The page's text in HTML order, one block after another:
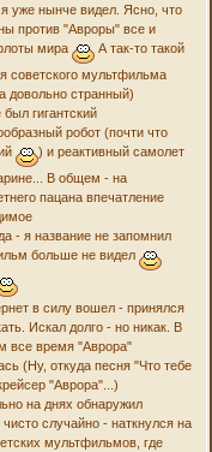
уже нынче видел. Ясно, что
против "Авроры" все и
мира
А так-то такой
советского мультфильма
довольно странный)
гигантский
робот (почти что
) и реактивный самолет
В общем - на
пацана впечатление
- я название не запомнил
больше не видел
в силу вошел - принялся
Искал долго - но никак. В
все время "Аврора"
(Ну, откуда песня "Что тебе
"Аврора"...)
на днях обнаружил
случайно - наткнулся на
мультфильмов, где